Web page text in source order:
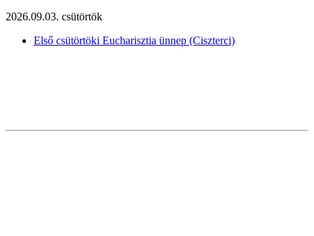
2026.09.03. csütörtök
Első csütörtöki Eucharisztia ünnep (Ciszterci)